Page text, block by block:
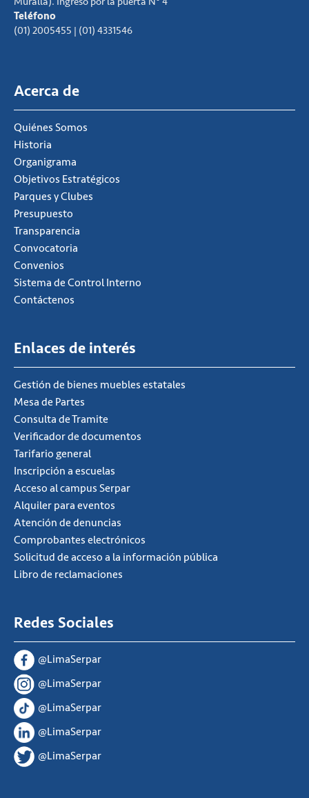
Teléfono
(01) 2005455 | (01) 4331546
Acerca de
Quiénes Somos
Historia
Organigrama
Objetivos Estratégicos
Parques y Clubes
Presupuesto
Transparencia
Convocatoria
Convenios
Sistema de Control Interno
Contáctenos
Enlaces de interés
Gestión de bienes muebles estatales
Mesa de Partes
Consulta de Tramite
Verificador de documentos
Tarifario general
Inscripción a escuelas
Acceso al campus Serpar
Alquiler para eventos
Atención de denuncias
Comprobantes electrónicos
Solicitud de acceso a la información pública
Libro de reclamaciones
Redes Sociales
@LimaSerpar
@LimaSerpar
@LimaSerpar
@LimaSerpar
@LimaSerpar